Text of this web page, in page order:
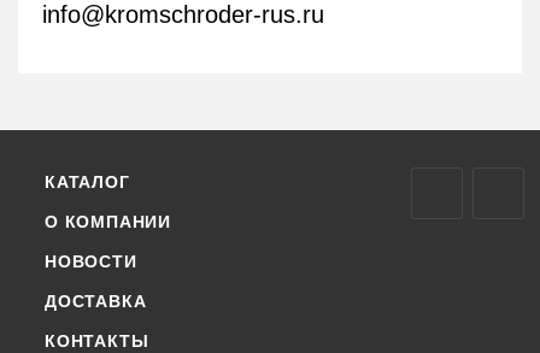
info@kromschroder-rus.ru
КАТАЛОГ
О КОМПАНИИ
НОВОСТИ
ДОСТАВКА
КОНТАКТЫ